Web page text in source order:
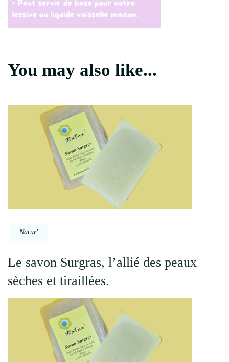
You may also like...
Natur'
Le savon Surgras, l’allié des peaux
sèches et tiraillées.